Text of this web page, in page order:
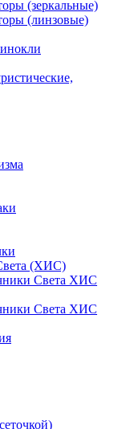
(зеркальные)
(линзовые)
(ХИС)
Света ХИС
Света ХИС